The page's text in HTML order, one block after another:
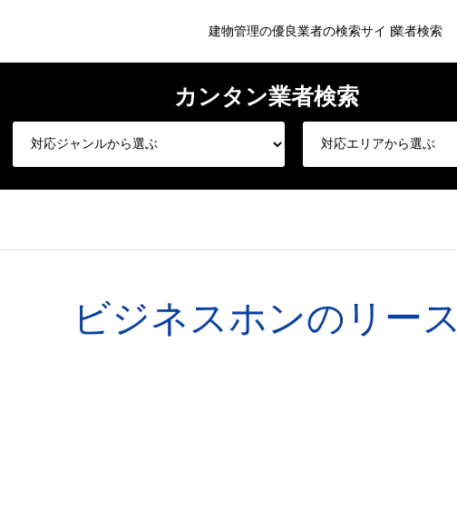
建物管理の優良業者の検索サイト業者検索
ビジネスホンのリース